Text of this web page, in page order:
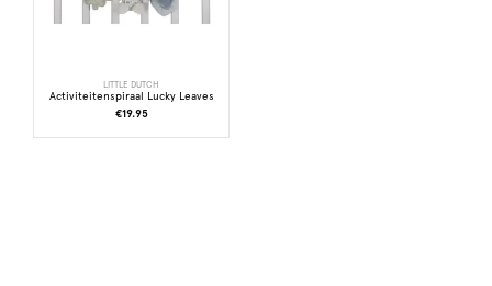
LITTLE DUTCH
Activiteitenspiraal Lucky Leaves
€19.95